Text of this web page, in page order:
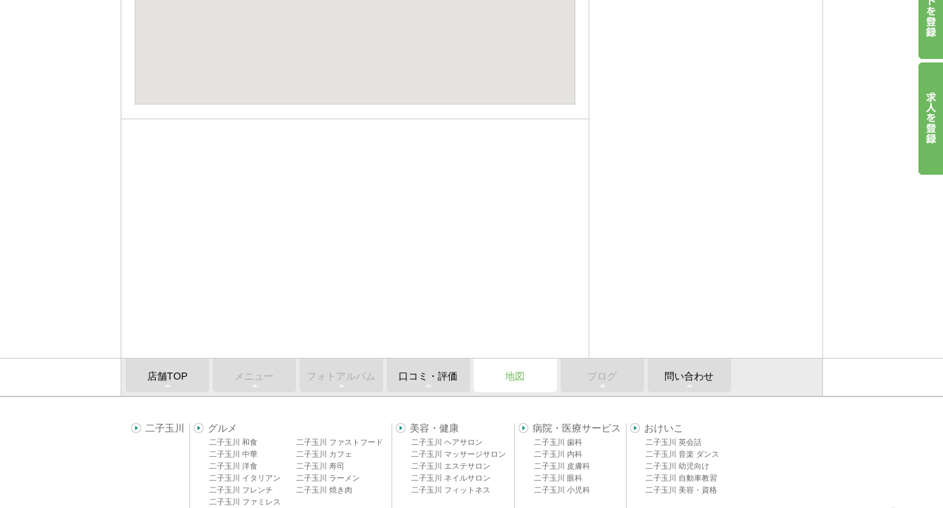
店舗TOP メニュー フォトアルバム 口コミ・評価 地図 ブログ 問い合わせ
二子玉川 グルメ
二子玉川 和食
二子玉川 中華
二子玉川 洋食
二子玉川 イタリアン
二子玉川 フレンチ
二子玉川 ファミレス
二子玉川 ファストフード
二子玉川 カフェ
二子玉川 寿司
二子玉川 ラーメン
二子玉川 焼き肉
美容・健康
二子玉川 ヘアサロン
二子玉川 マッサージサロン
二子玉川 エステサロン
二子玉川 ネイルサロン
二子玉川 フィットネス
病院・医療サービス
二子玉川 歯科
二子玉川 内科
二子玉川 皮膚科
二子玉川 眼科
二子玉川 小児科
おけいこ
二子玉川 英会話
二子玉川 音楽 ダンス
二子玉川 幼児向け
二子玉川 自動車教習
二子玉川 美容・資格